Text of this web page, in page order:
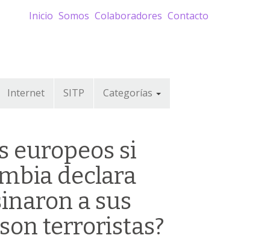
Inicio Somos Colaboradores Contacto
Internet SITP Categorías
europeos si
declara
a sus
terroristas?